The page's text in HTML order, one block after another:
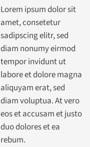
Lorem ipsum dolor sit
amet, consetetur
sadipscing elitr, sed
diam nonumy eirmod
tempor invidunt ut
labore et dolore magna
aliquyam erat, sed
diam voluptua. At vero
eos et accusam et justo
duo dolores et ea
rebum.